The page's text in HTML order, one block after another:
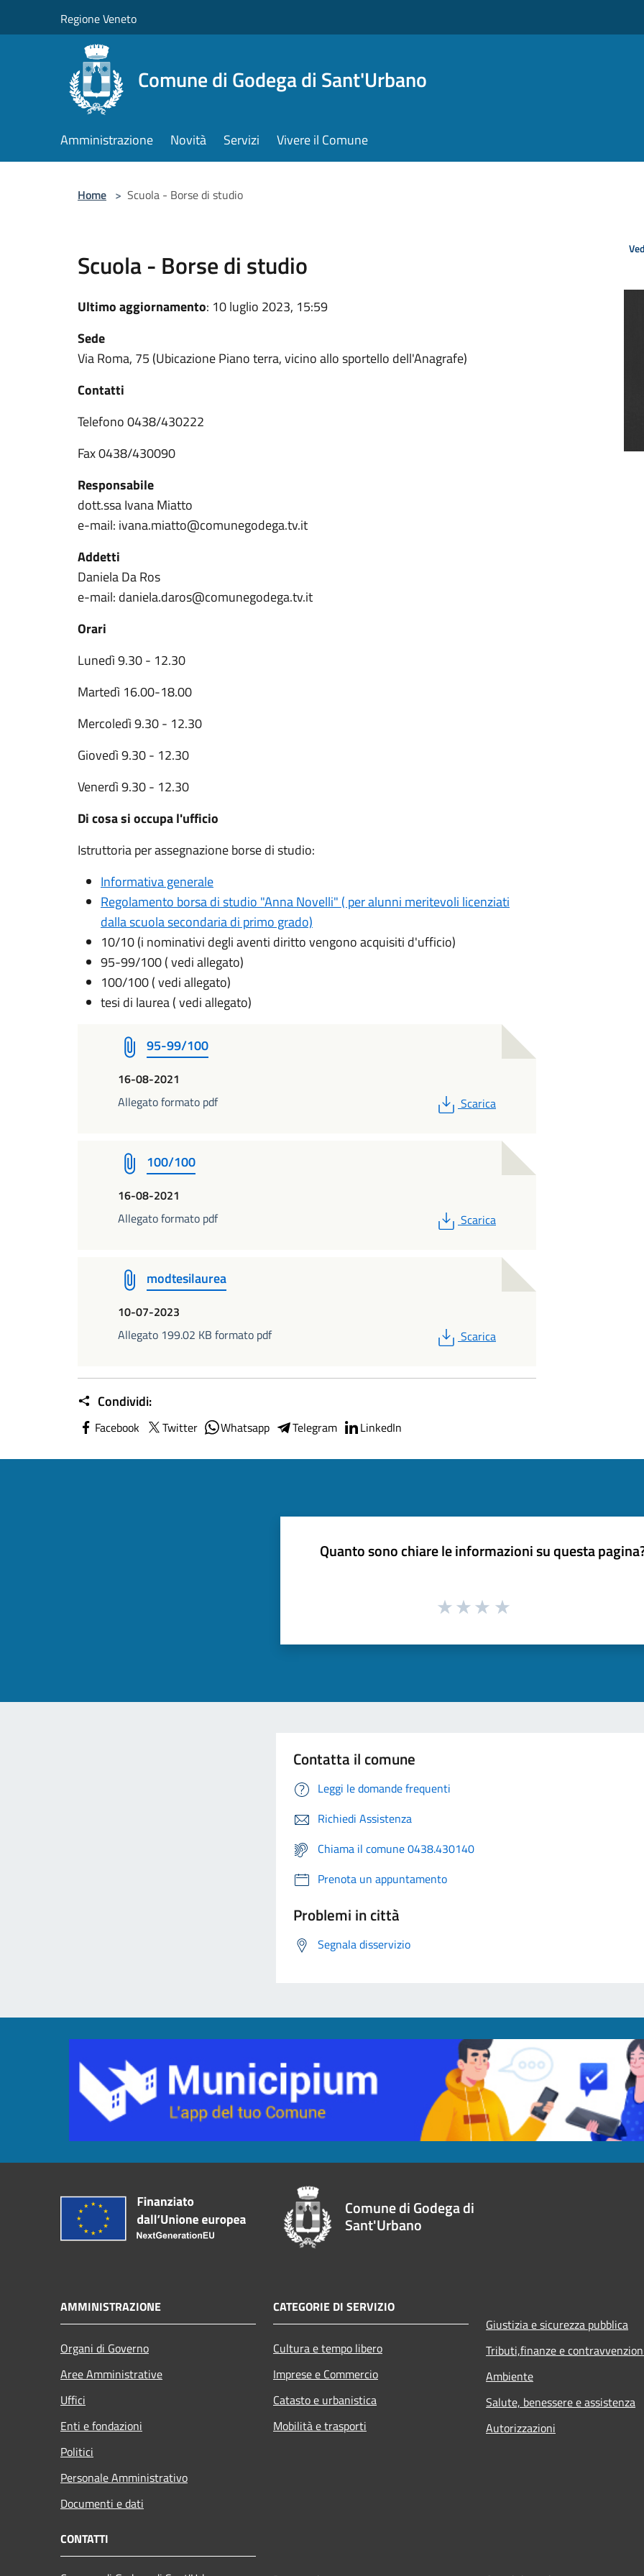
Regione Veneto
Comune di Godega di Sant'Urbano
Amministrazione Novità Servizi Vivere il Comune
Home > Scuola - Borse di studio
Scuola - Borse di studio
Ultimo aggiornamento: 10 luglio 2023, 15:59
Sede
Via Roma, 75 (Ubicazione Piano terra, vicino allo sportello dell'Anagrafe)
Contatti
Telefono 0438/430222
Fax 0438/430090
Responsabile
dott.ssa Ivana Miatto
e-mail: ivana.miatto@comunegodega.tv.it
Addetti
Daniela Da Ros
e-mail: daniela.daros@comunegodega.tv.it
Orari
Lunedì 9.30 - 12.30
Martedì 16.00-18.00
Mercoledì 9.30 - 12.30
Giovedì 9.30 - 12.30
Venerdì 9.30 - 12.30
Di cosa si occupa l'ufficio
Istruttoria per assegnazione borse di studio:
Informativa generale
Regolamento borsa di studio "Anna Novelli" ( per alunni meritevoli licenziati
dalla scuola secondaria di primo grado)
10/10 (i nominativi degli aventi diritto vengono acquisiti d'ufficio)
95-99/100 ( vedi allegato)
100/100 ( vedi allegato)
tesi di laurea ( vedi allegato)
95-99/100
16-08-2021
Allegato formato pdf
PDF
Scarica
100/100
16-08-2021
Allegato formato pdf
PDF
Scarica
modtesilaurea
10-07-2023
Allegato 199.02 KB formato pdf
PDF
Scarica
Condividi:
Facebook Twitter Whatsapp Telegram LinkedIn
Quanto sono chiare le informazioni su questa
Contatta il comune
Leggi le domande frequenti
Richiedi Assistenza
Chiama il comune 0438.430140
Prenota un appuntamento
Problemi in città
Segnala disservizio
Comune di Godega di
Sant'Urbano
AMMINISTRAZIONE
Organi di Governo
Aree Amministrative
Uffici
Enti e fondazioni
Politici
Personale Amministrativo
Documenti e dati
CATEGORIE DI SERVIZIO
Cultura e tempo libero
Imprese e Commercio
Catasto e urbanistica
Mobilità e trasporti
Giustizia e sicurezza pubblica
Tributi,finanze e
Ambiente
Salute, benessere e assistenza
Autorizzazioni
CONTATTI